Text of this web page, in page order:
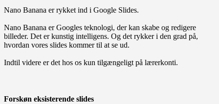
Nano Banana er rykket ind i Google Slides.
Nano Banana er Googles teknologi, der kan skabe og redigere
billeder. Det er kunstig intelligens. Og det rykker i den grad på,
hvordan vores slides kommer til at se ud.
Indtil videre er det hos os kun tilgængeligt på lærerkonti.
Forskøn eksisterende slides